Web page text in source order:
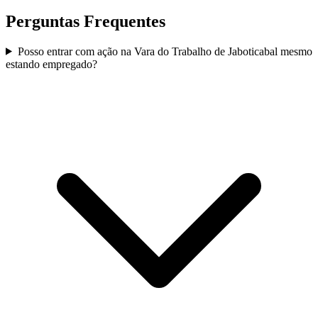
Perguntas Frequentes
Posso entrar com ação na Vara do Trabalho de Jaboticabal mesmo
estando empregado?